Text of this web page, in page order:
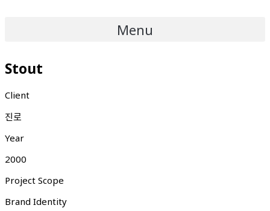
Menu
Stout
Client
진로
Year
2000
Project Scope
Brand Identity